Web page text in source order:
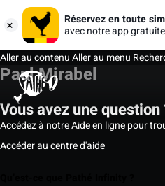
Réservez en toute
avec notre app gratuite
Aller au contenuAller au menu
Paul Mirabel
Vous avez une question
Accédez à notre Aide en ligne pour
Accéder au centre d'aide